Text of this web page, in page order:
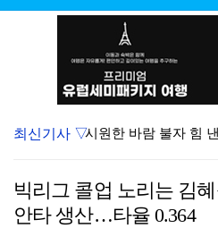
최신기사 ▽
빅리그 콜업 노리는 김
안타 생산…타율 0.364